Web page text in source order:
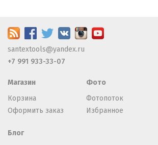
santextools@yandex.ru
+7 991 933-33-07
Магазин
Корзина
Оформить заказ
Фото
Фотопоток
Избранное
Блог